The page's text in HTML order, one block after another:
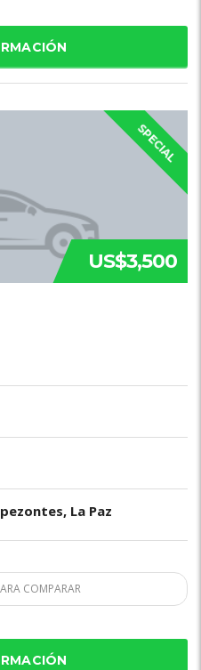
SPECIAL
US$3,500
La Paz
COMPARAR